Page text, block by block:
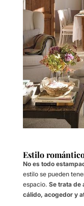
Estilo
No es todo
estilo se pueden
espacio. Se trata de
cálido, acogedor y